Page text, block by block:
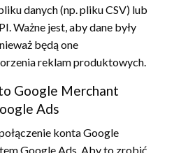
danych (np. pliku CSV) lub
Ważne jest, aby dane były
będą one
reklam produktowych.
Google Merchant
Ads
konta Google
Google Ads. Aby to zrobić,